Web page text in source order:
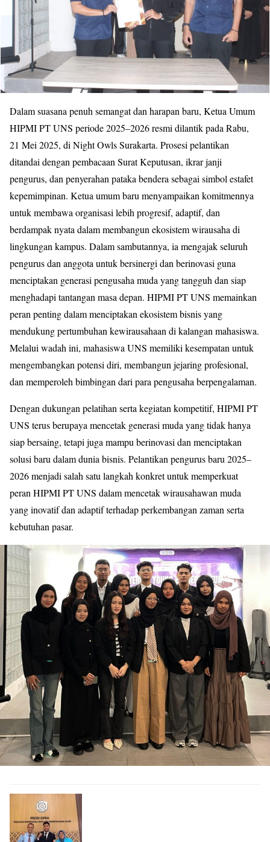
Dalam suasana penuh semangat dan harapan baru, Ketua Umum
HIPMI PT UNS periode 2025–2026 resmi dilantik pada Rabu,
21 Mei 2025, di Night Owls Surakarta. Prosesipelantikan
ditandai dengan pembacaan Surat Keputusan, ikrar janji
pengurus, dan penyerahan pataka bendera sebagai simbol estafet
kepemimpinan. Ketua umum baru menyampaikankomitmennya
untuk membawa organisasi lebih progresif, adaptif, dan
berdampak nyata dalam membangun ekosistem wirausaha di
lingkungan kampus. Dalam sambutannya, iamengajak seluruh
pengurus dan anggota untuk bersinergi dan berinovasi guna
menciptakan generasi pengusaha muda yang tangguh dan siap
menghadapi tantangan masa depan. HIPMI PT UNS memainkan
peran penting dalam menciptakan ekosistem bisnis yang
mendukung pertumbuhan kewirausahaan di kalangan mahasiswa.
Melalui wadah ini, mahasiswa UNS memiliki kesempatan untuk
mengembangkan potensi diri, membangun jejaring profesional,
dan memperoleh bimbingan dari para pengusaha berpengalaman.
Dengan dukungan pelatihan serta kegiatan kompetitif, HIPMI PT
UNS terus berupayamencetak generasi muda yang tidak hanya
siap bersaing, tetapi juga mampu berinovasi dan menciptakan
solusi baru dalam dunia bisnis. Pelantikan pengurus baru 2025–
2026 menjadi salah satu langkah konkret untuk memperkuat
peran HIPMI PT UNS dalam mencetakwirausahawan muda
yang inovatif dan adaptif terhadap perkembangan zaman serta
kebutuhan pasar.